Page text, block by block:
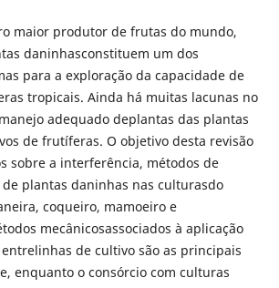
maior produtor de frutas do mundo,
daninhasconstituem um dos
para a exploração da capacidade de
tropicais. Ainda há muitas lacunas no
adequado deplantas das plantas
de frutíferas. O objetivo desta revisão
sobre a interferência, métodos de
plantas daninhas nas culturasdo
coqueiro, mamoeiro e
mecânicosassociados à aplicação
de cultivo são as principais
enquanto o consórcio com culturas